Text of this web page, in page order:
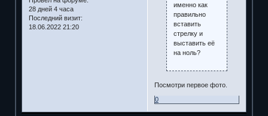
28 дней 4 часа
Последний визит:
18.06.2022 21:20
именно как
правильно
вставить
стрелку и
выставить её
на ноль?
Посмотри первое фото.
0